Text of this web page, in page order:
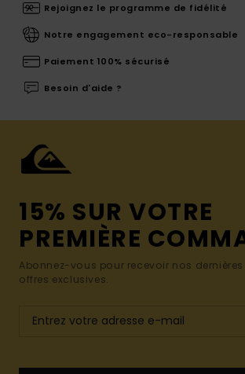
Rejoignez le programme de fidélité
Notre engagement eco-responsable
Paiement 100% sécurisé
Besoin d'aide ?
15% SUR VOTRE
PREMIÈRE
Abonnez-vous pour recevoir nos
offres exclusives.